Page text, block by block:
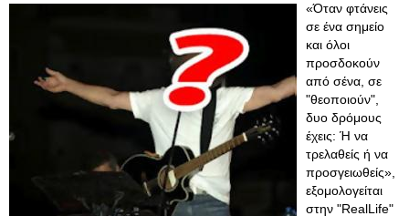
«Όταν φτάνεις
σε ένα σημείο
και όλοι
προσδοκούν
από σένα, σε
"θεοποιούν",
δυο δρόμους
έχεις: Ή να
τρελαθείς ή να
προσγειωθείς»,
εξομολογείται
στην "RealLife"